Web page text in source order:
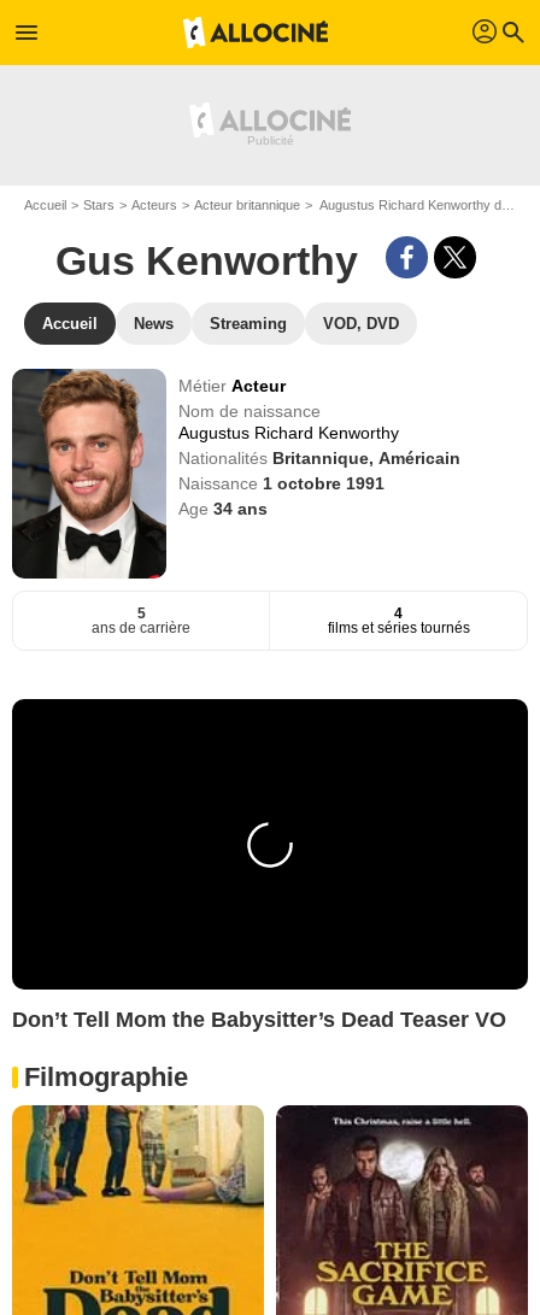
menu profil search
Accueil Stars Acteurs Acteur britannique Augustus Richard Kenworthy dit Gus Kenworthy
Gus Kenworthy
Accueil News Streaming VOD, DVD
MétierActeur
Nom de naissance
Augustus Richard Kenworthy
Nationalités Britannique, Américain
Naissance 1 octobre 1991
Age34 ans
5
ans de carrière
4
films et séries tournés
Don’t Tell Mom the Babysitter’s Dead Teaser VO
Filmographie